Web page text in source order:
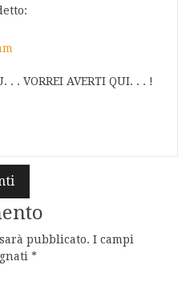
. . VORREI AVERTI QUI. . . !
pubblicato. I campi
*